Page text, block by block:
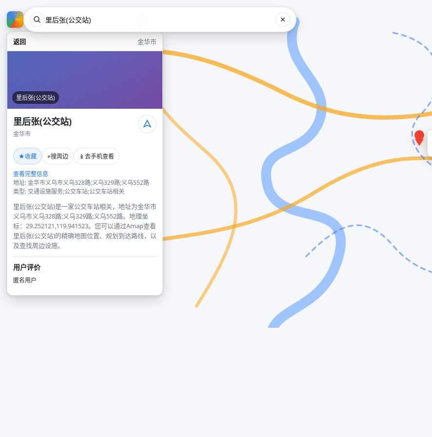
返回 金华市
里后张(公交站)
里后张(公交站)
金华市
★收藏 ⌖搜周边 📱 去手机查看
查看完整信息
地址: 金华市义乌市义乌328路;义乌329路;义乌552路
类型: 交通设施服务;公交车站;公交车站相关
里后张(公交站)是一家公交车站相关，地址为金华市
义乌市义乌328路;义乌329路;义乌552路。地理坐
标：29.252121,119.941523。您可以通过Amap查看
里后张(公交站)的精确地图位置、规划到达路线，以
及查找周边设施。
用户评价
匿名用户